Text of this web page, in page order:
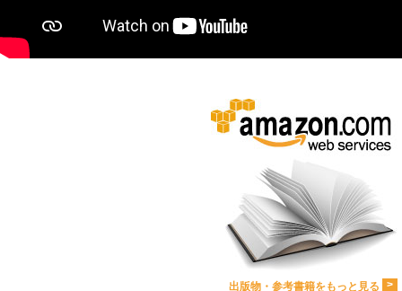
出版物・参考書籍をもっと見る >